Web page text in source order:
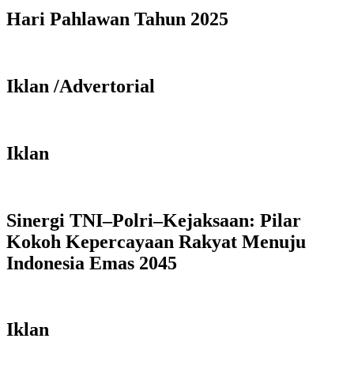
Hari Pahlawan Tahun 2025
Iklan /Advertorial
Iklan
Sinergi TNI–Polri–Kejaksaan: Pilar
Kokoh Kepercayaan Rakyat Menuju
Indonesia Emas 2045
Iklan